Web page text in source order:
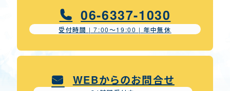
06-6337-1030
受付時間 | 7:00〜19:00 | 年中無休
WEBからのお問合せ